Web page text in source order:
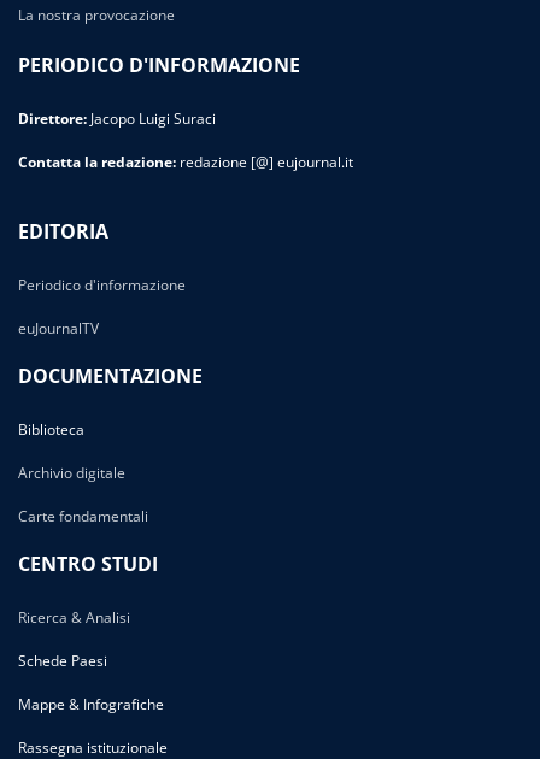
La nostra provocazione
PERIODICO D'INFORMAZIONE
Direttore: Jacopo Luigi Suraci
Contatta la redazione: redazione [@] eujournal.it
EDITORIA
Periodico d'informazione
euJournalTV
DOCUMENTAZIONE
Biblioteca
Archivio digitale
Carte fondamentali
CENTRO STUDI
Ricerca & Analisi
Schede Paesi
Mappe & Infografiche
Rassegna istituzionale